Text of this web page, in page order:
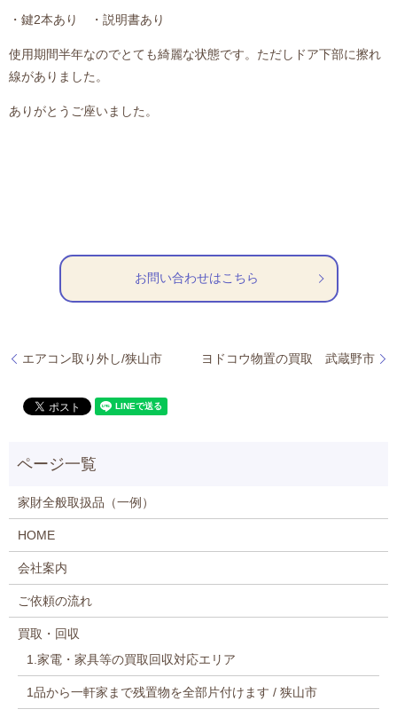
・鍵2本あり ・説明書あり
使用期間半年なのでとても綺麗な状態です。ただしドア下部に擦れ
線がありました。
ありがとうご座いました。
お問い合わせはこちら
エアコン取り外し/狭山市 ヨドコウ物置の買取 武蔵野市
家財全般取扱品（一例）
HOME
会社案内
ご依頼の流れ
買取・回収
1.家電・家具等の買取回収対応エリア
1品から一軒家まで残置物を全部片付けます / 狭山市